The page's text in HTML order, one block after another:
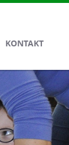
KONTAKT